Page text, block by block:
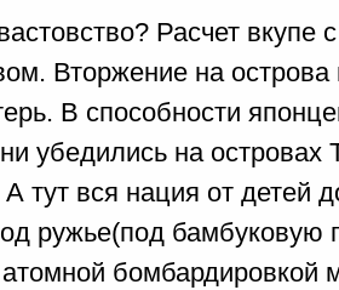
Расчет вкупе
Вторжение на
В способности
убедились на островах
тут вся нация от детей
ружье(под бамбуковую
бомбардировкой